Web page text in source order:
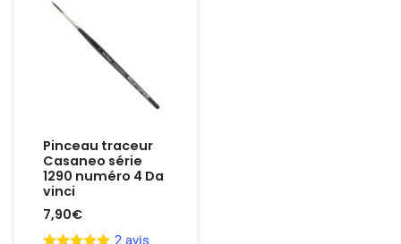
Pinceau traceur
Casaneo série
1290 numéro 4 Da
vinci
7,90€
2 avis